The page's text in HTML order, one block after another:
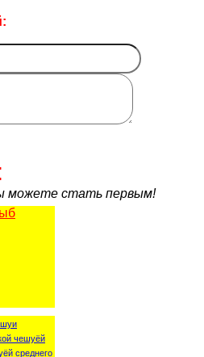
можете стать первым!
чешуёй
среднего